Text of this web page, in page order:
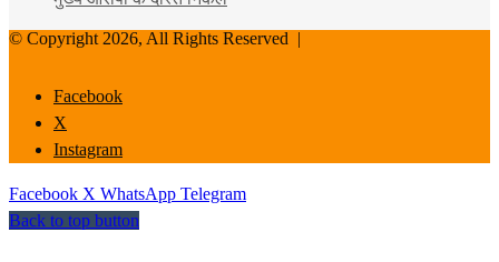
© Copyright 2026, All Rights Reserved |
Facebook
X
Instagram
Facebook X WhatsApp Telegram
Back to top button